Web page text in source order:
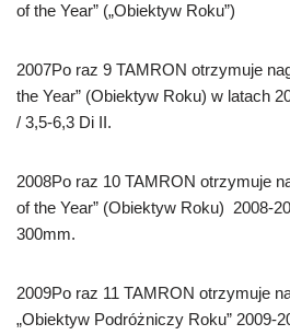
of the Year” („Obiektyw Roku”)
2007Po raz 9 TAMRON otrzymuje
the Year” (Obiektyw Roku) w latach
/ 3,5-6,3 Di II.
2008Po raz 10 TAMRON otrzymuje
of the Year” (Obiektyw Roku) 2008-
300mm.
2009Po raz 11 TAMRON otrzymuje
„Obiektyw Podróżniczy Roku” 2009-